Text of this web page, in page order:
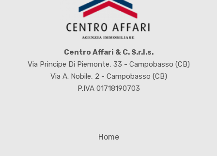
Centro Affari & C. S.r.l.s.
Via Principe Di Piemonte, 33 - Campobasso (CB)
Via A. Nobile, 2 - Campobasso (CB)
P.IVA 01718190703
Home